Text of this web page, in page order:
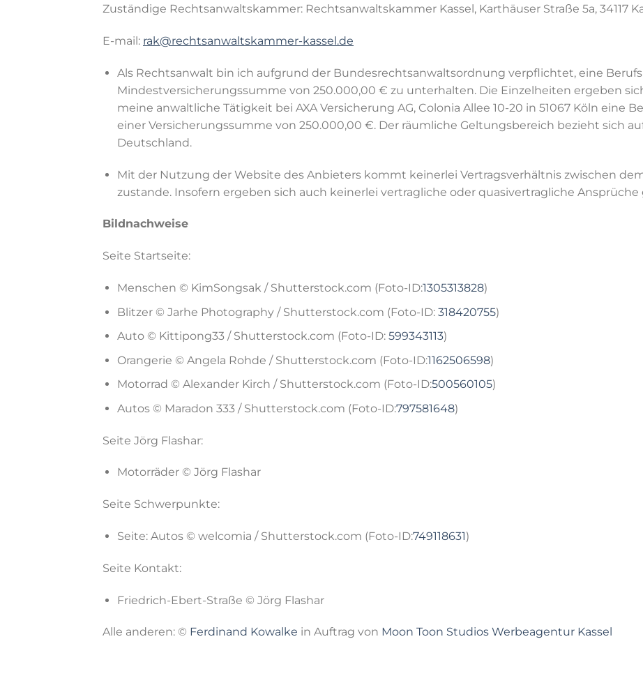
Zuständige Rechtsanwaltskammer: Rechtsanwaltskammer Kassel, Karthäuser Straße 5a, 34117
E-mail: rak@rechtsanwaltskammer-kassel.de
Als Rechtsanwalt bin ich aufgrund der Bundesrechtsanwaltsordnung verpflichtet, eine
Mindestversicherungssumme von 250.000,00 € zu unterhalten. Die Einzelheiten ergeben
meine anwaltliche Tätigkeit bei AXA Versicherung AG, Colonia Allee 10-20 in 51067 Köln eine
einer Versicherungssumme von 250.000,00 €. Der räumliche Geltungsbereich bezieht sich
Deutschland.
Mit der Nutzung der Website des Anbieters kommt keinerlei Vertragsverhältnis zwischen
zustande. Insofern ergeben sich auch keinerlei vertragliche oder quasivertragliche
Bildnachweise
Seite Startseite:
Menschen © KimSongsak / Shutterstock.com (Foto-ID:1305313828)
Blitzer © Jarhe Photography / Shutterstock.com (Foto-ID: 318420755)
Auto © Kittipong33 / Shutterstock.com (Foto-ID: 599343113)
Orangerie © Angela Rohde / Shutterstock.com (Foto-ID:1162506598)
Motorrad © Alexander Kirch / Shutterstock.com (Foto-ID:500560105)
Autos © Maradon 333 / Shutterstock.com (Foto-ID:797581648)
Seite Jörg Flashar:
Motorräder © Jörg Flashar
Seite Schwerpunkte:
Seite: Autos © welcomia / Shutterstock.com (Foto-ID:749118631)
Seite Kontakt:
Friedrich-Ebert-Straße © Jörg Flashar
Alle anderen: © Ferdinand Kowalke in Auftrag von Moon Toon Studios Werbeagentur Kassel